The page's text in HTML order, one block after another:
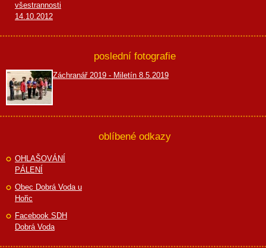
všestrannosti
14.10.2012
poslední fotografie
Záchranář 2019 - Miletín 8.5.2019
oblíbené odkazy
OHLAŠOVÁNÍ
PÁLENÍ
Obec Dobrá Voda u
Hořic
Facebook SDH
Dobrá Voda